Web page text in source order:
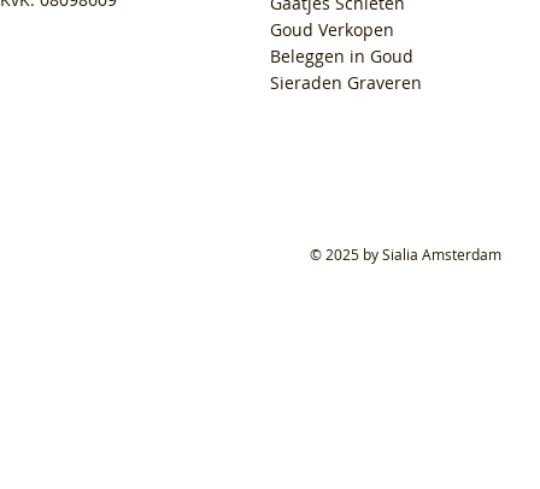
Goud Verkopen
Beleggen in Goud
Sieraden Graveren
© 2025 by Sialia Amsterdam